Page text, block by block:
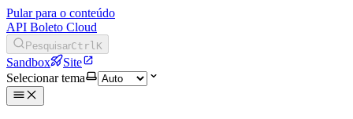
Pular para o conteúdo
API Boleto Cloud
PesquisarCtrlK
Sandbox
Site
Selecionar tema